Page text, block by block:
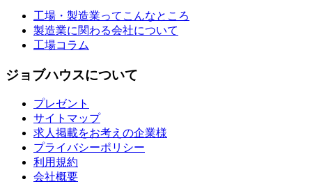
工場・製造業ってこんなところ
製造業に関わる会社について
工場コラム
ジョブハウスについて
プレゼント
サイトマップ
求人掲載をお考えの企業様
プライバシーポリシー
利用規約
会社概要